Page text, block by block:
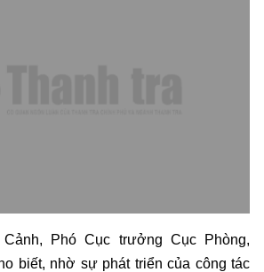
Phó Cục trưởng Cục Phòng,
biết, nhờ sự phát triển của công tác